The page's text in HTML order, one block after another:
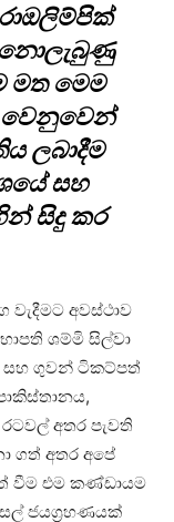
මත මෙම
වෙනුවෙන්
ලබාදීම
සහ
සිදු කර
අවස්ථාව
ශම්මි සිල්වා
සහ ගුවන් ටිකට්පත්
අතර පැවති
ගත් අතර අපේ
වීම එම කණ්ඩායම
ජයග්‍රහණයක්